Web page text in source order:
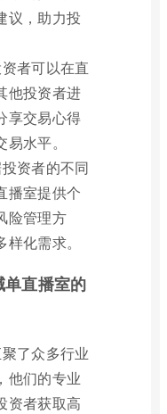
议，助力投
者可以在直
他投资者进
享交易心得
水平。
资者的不同
播室提供个
险管理方
化需求。
直播室的
了众多行业
他们的专业
资者获取高